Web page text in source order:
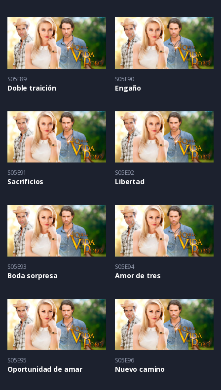
S05E89
Doble traición
S05E90
Engaño
S05E91
Sacrificios
S05E92
Libertad
S05E93
Boda sorpresa
S05E94
Amor de tres
S05E95
Oportunidad de amar
S05E96
Nuevo camino